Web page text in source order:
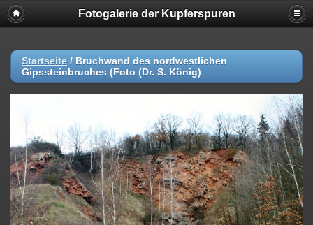
Fotogalerie der Kupferspuren
Startseite / Bruchwand des nordwestlichen
Gipssteinbruches (Foto (Dr. S. König)